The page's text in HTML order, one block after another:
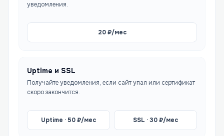
уведомления.
20₽/мес
Uptime и SSL
Получайте уведомления, если сайт упал или сертификат
скоро закончится.
Uptime ·50₽/мес SSL ·30₽/мес